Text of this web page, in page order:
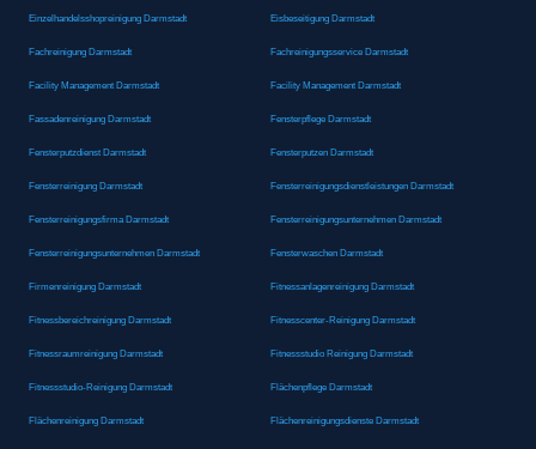
Einzelhandelsshopreinigung Darmstadt Eisbeseitigung Darmstadt
Fachreinigung Darmstadt Fachreinigungsservice Darmstadt
Facility Management Darmstadt Facility Management Darmstadt
Fassadenreinigung Darmstadt Fensterpflege Darmstadt
Fensterputzdienst Darmstadt Fensterputzen Darmstadt
Fensterreinigung Darmstadt Fensterreinigungsdienstleistungen Darmstadt
Fensterreinigungsfirma Darmstadt Fensterreinigungsunternehmen Darmstadt
Fensterreinigungsunternehmen Darmstadt Fensterwaschen Darmstadt
Firmenreinigung Darmstadt Fitnessanlagenreinigung Darmstadt
Fitnessbereichreinigung Darmstadt Fitnesscenter-Reinigung Darmstadt
Fitnessraumreinigung Darmstadt Fitnessstudio Reinigung Darmstadt
Fitnessstudio-Reinigung Darmstadt Flächenpflege Darmstadt
Flächenreinigung Darmstadt Flächenreinigungsdienste Darmstadt